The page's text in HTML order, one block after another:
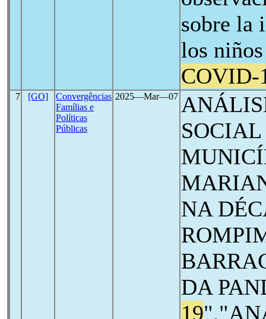
sobre la
los
COVID-
7 [GO]
Convergências
Famílias e
Políticas
Públicas
2025―Mar―07
NA
DA
19